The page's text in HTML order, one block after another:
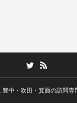
中・吹田・箕面の訪問専